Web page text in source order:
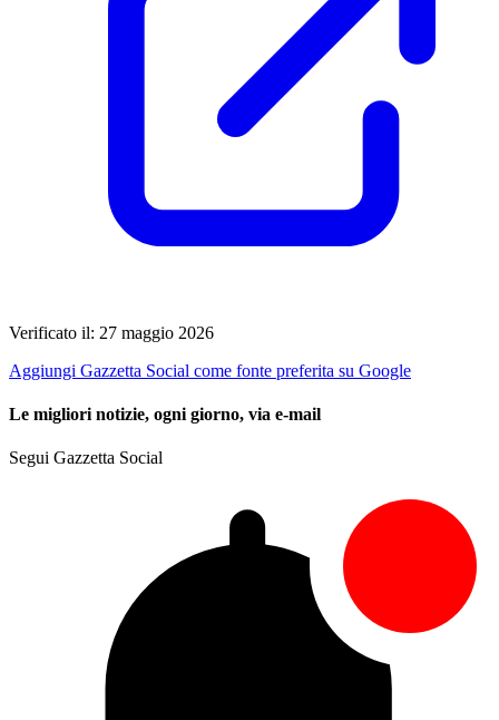
Verificato il: 27 maggio 2026
Aggiungi Gazzetta Social come fonte preferita su Google
Le migliori notizie, ogni giorno, via e-mail
Segui Gazzetta Social